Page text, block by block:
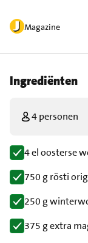
Magazine
Ingrediënten
4 personen
4 el oosterse
750 g rösti
250 g
375 g extra